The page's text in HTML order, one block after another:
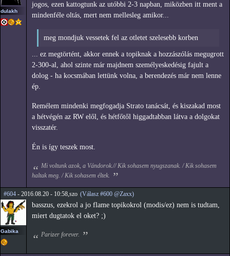
dulakh
jogos, ezen kattogtunk az utóbbi 2-3 napban, miközben itt ment a
mindenféle oltás, mert nem mellesleg amikor...
meg mondjuk vessetek fel az otletet szelesebb korben
... ez megtörtént, akkor ennek a topiknak a hozzászólás megugrott
2-300-al, ahol szinte már majdnem személyeskedésig fajult a
dolog - ha kocsmában lettünk volna, a berendezés már nem lenne
ép.
Remélem mindenki megfogadja Strato tanácsát, és kiszakad most
a hétvégén az RW elől, és hétfőtől higgadtabban látva a dolgokat
visszatér.
Én is így teszek most.
Mi voltunk azok, a Vándorok.// Kik sohasem nyugszanak. / Kik sohasem
haltak meg. / Kik sohasem éltek.
#604 - 2016.08.20 - 10:58,szo (Válasz #600 @Zaxx)
Gabika
basszus, ezekrol a jo flame topikokrol (modis/ez) nem is tudtam,
miert dugtatok el oket? ;)
Parizer forever.